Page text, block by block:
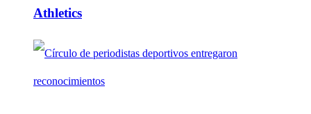
Athletics